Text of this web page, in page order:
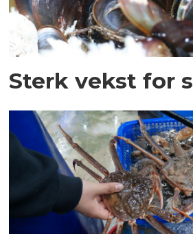
Sterk vekst for